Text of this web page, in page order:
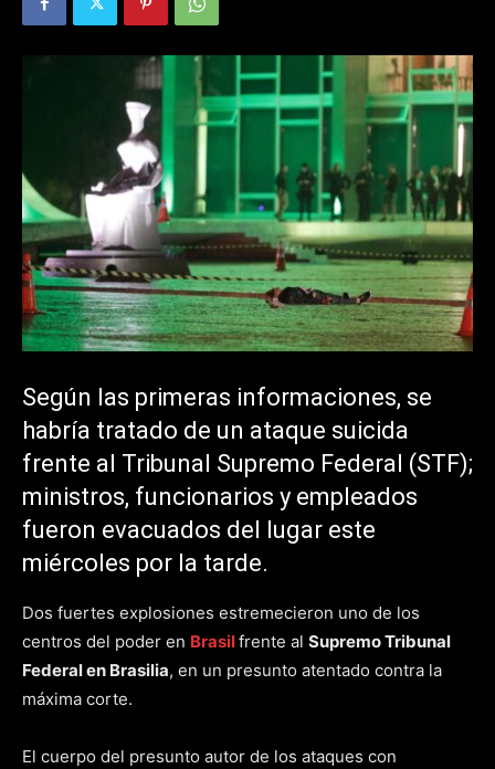
Según las primeras informaciones, se
habría tratado de un ataque suicida
frente al Tribunal Supremo Federal (STF);
ministros, funcionarios y empleados
fueron evacuados del lugar este
miércoles por la tarde.
Dos fuertes explosiones estremecieron uno de los
centros del poder en Brasilfrente al Supremo Tribunal
Federal en Brasilia, en un presunto atentado contra la
máxima corte.
El cuerpo del presunto autor de los ataques con